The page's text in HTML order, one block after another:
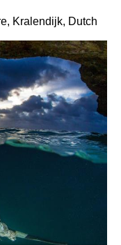
Kralendijk, Dutch